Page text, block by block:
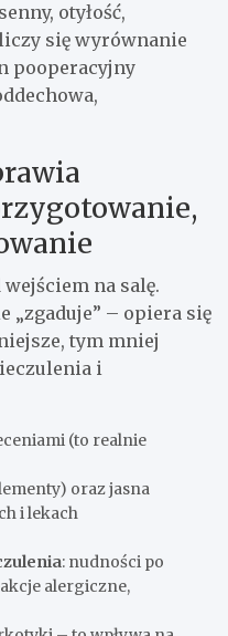
otyłość,
się wyrównanie
pooperacyjny
na salę.
„zgaduje” – opiera się
tym mniej
i
(to realnie
oraz jasna
i lekach
: nudności po
alergiczne,